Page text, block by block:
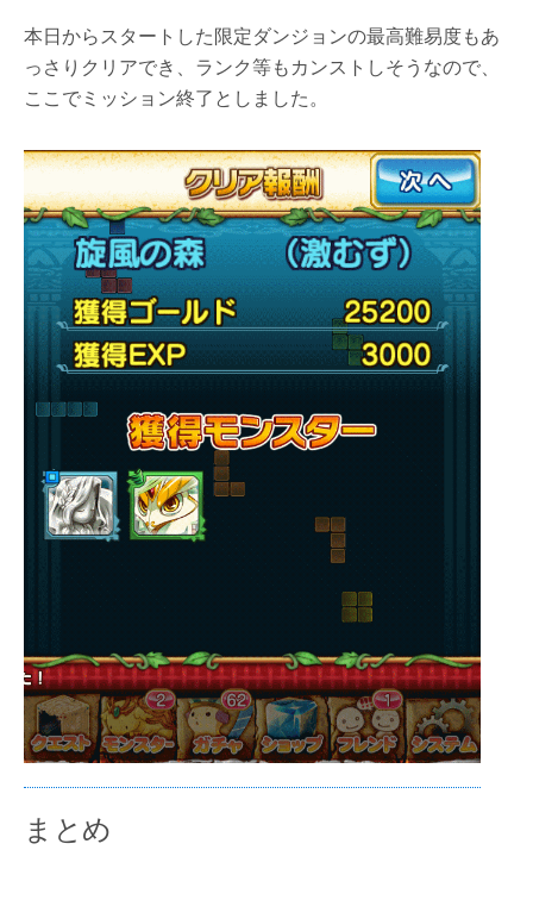
本日からスタートした限定ダンジョンの最高難易度もあ
っさりクリアでき、ランク等もカンストしそうなので、
ここでミッション終了としました。
まとめ